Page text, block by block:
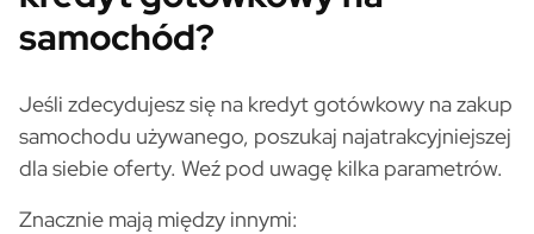
samochód?
Jeśli zdecydujesz się na kredyt gotówkowy na zakup
samochodu używanego, poszukaj najatrakcyjniejszej
dla siebie oferty. Weź pod uwagę kilka parametrów.
Znacznie mają między innymi: